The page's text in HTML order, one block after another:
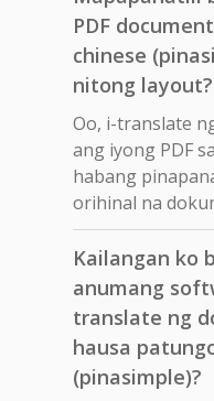
PDF
chinese
nitong layout?
Oo, i-translate
ang iyong PDF
habang
orihinal na
Kailangan ko
anumang
translate ng
hausa
(pinasimple)?